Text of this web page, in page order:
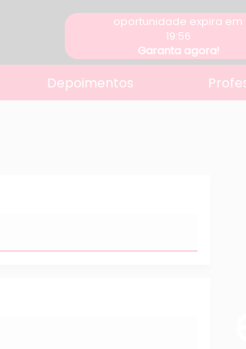
Depoimentos
oportunidade expira em
19:56
Garanta agora!